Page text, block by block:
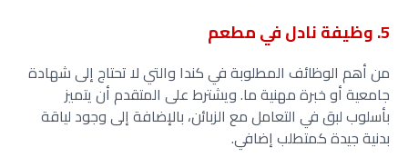
5. وظيفة نادل في مطعم
من أهم الوظائف المطلوبة في كندا والتي لا تحتاج إلى شهادة
جامعية أو خبرة مهنية ما. ويشترط على المتقدم أن يتميز
بأسلوب لبق في التعامل مع الزبائن، بالإضافة إلى وجود لياقة
بدنية جيدة كمتطلب إضافي.